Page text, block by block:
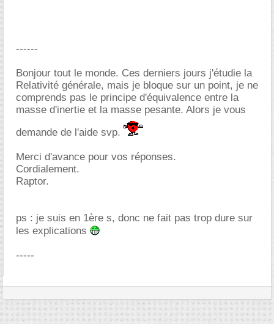
------
Bonjour tout le monde. Ces derniers jours j'étudie la
Relativité générale, mais je bloque sur un point, je ne
comprends pas le principe d'équivalence entre la
masse d'inertie et la masse pesante. Alors je vous
demande de l'aide svp.
Merci d'avance pour vos réponses.
Cordialement.
Raptor.
ps : je suis en 1ère s, donc ne fait pas trop dure sur
les explications
-----